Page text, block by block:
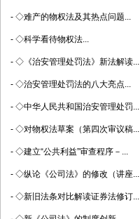
- ◇难产的物权法及其热点问题...
- ◇科学看待物权法...
- ◇《治安管理处罚法》新法解读...
- ◇治安管理处罚法的八大亮点...
- ◇中华人民共和国治安管理处罚...
- ◇对物权法草案（第四次审议稿...
- ◇建立“公共利益”审查程序－...
- ◇纵论《公司法》的修改（讲座...
- ◇新旧法条对比解读证券法修订...